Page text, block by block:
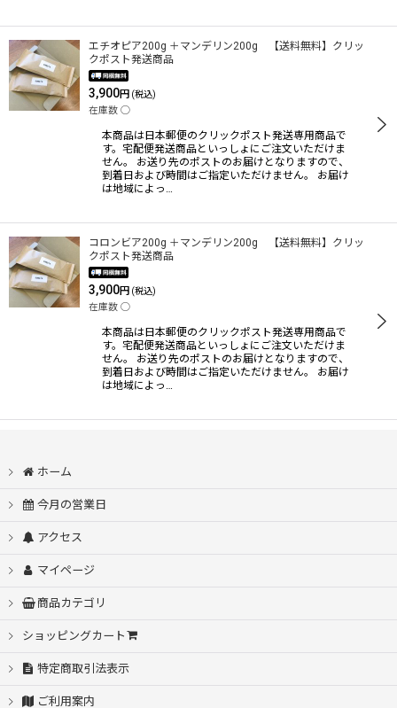
エチオピア200g ＋マンデリン200g 【送料無料】クリッ
クポスト発送商品
3,900円 (税込)
在庫数 ◯
本商品は日本郵便のクリックポスト発送専用商品で
す。宅配便発送商品といっしょにご注文いただけま
せん。 お送り先のポストのお届けとなりますので、
到着日および時間はご指定いただけません。 お届け
は地域によっ…
コロンビア200g ＋マンデリン200g 【送料無料】クリッ
クポスト発送商品
3,900円 (税込)
在庫数 ◯
本商品は日本郵便のクリックポスト発送専用商品で
す。宅配便発送商品といっしょにご注文いただけま
せん。 お送り先のポストのお届けとなりますので、
到着日および時間はご指定いただけません。 お届け
は地域によっ…
ホーム
今月の営業日
アクセス
マイページ
商品カテゴリ
ショッピングカート
特定商取引法表示
ご利用案内